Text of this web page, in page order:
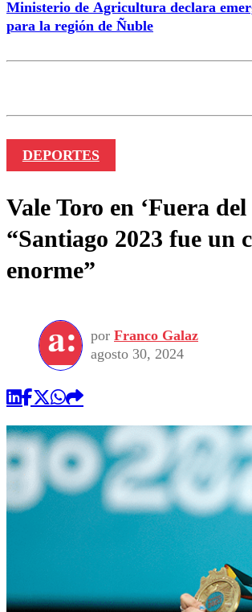
Ministerio de Agricultura declara
para la región de Ñuble
DEPORTES
Vale Toro en ‘Fuera del
“Santiago 2023 fue un
enorme”
por Franco Galaz
agosto 30, 2024